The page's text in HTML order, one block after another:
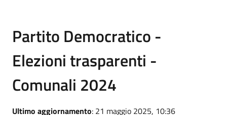
Partito Democratico -
Elezioni trasparenti -
Comunali 2024
Ultimo aggiornamento: 21 maggio 2025, 10:36